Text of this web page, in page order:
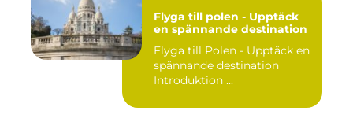
Flyga till polen - Upptäck
en spännande destination
Flyga till Polen - Upptäck en
spännande destination
Introduktion ...